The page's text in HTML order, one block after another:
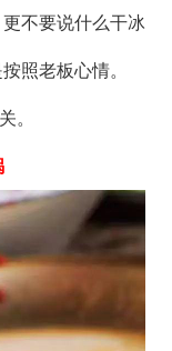
不要说什么干冰
照老板心情。
。